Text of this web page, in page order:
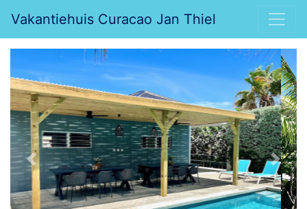
Vakantiehuis Curacao Jan Thiel
Previous Next